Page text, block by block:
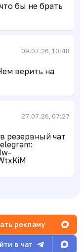
27.07.26, 07:27
резервный чат
09.07.26, 10:48
верить на
бы не брать
рекламу
в чат